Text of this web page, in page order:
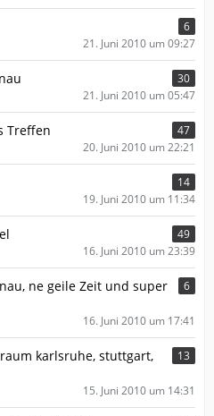
6
21. Juni 2010 um 09:27
30
21. Juni 2010 um 05:47
Treffen
47
20. Juni 2010 um 22:21
14
19. Juni 2010 um 11:34
49
16. Juni 2010 um 23:39
ne geile Zeit und super
6
16. Juni 2010 um 17:41
karlsruhe, stuttgart,
13
15. Juni 2010 um 14:31